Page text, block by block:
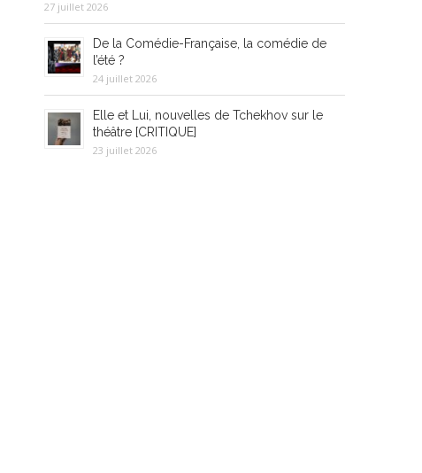
27 juillet 2026
De la Comédie-Française, la comédie de
l’été ?
24 juillet 2026
Elle et Lui, nouvelles de Tchekhov sur le
théâtre [CRITIQUE]
23 juillet 2026